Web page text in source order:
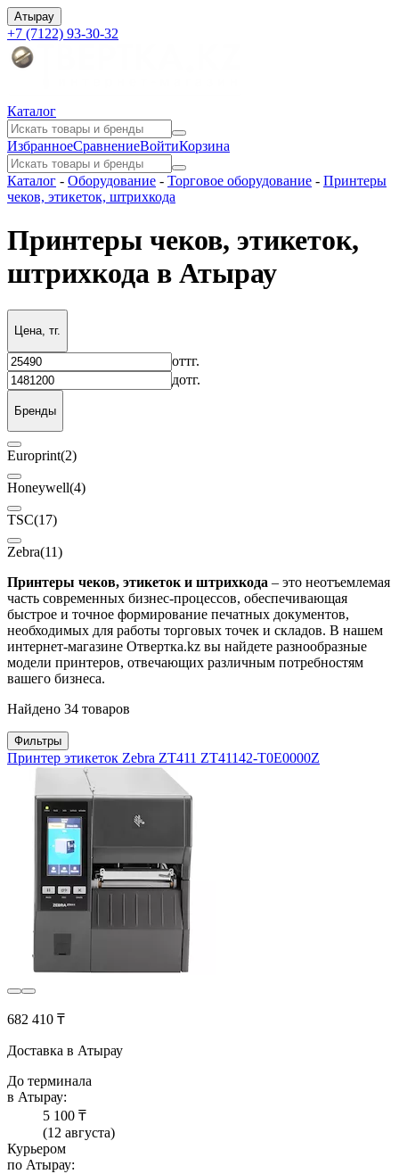
Атырау
+7 (7122) 93-30-32
Каталог
ИзбранноеСравнениеВойтиКорзина
Каталог - Оборудование - Торговое оборудование - Принтеры
чеков, этикеток, штрихкода
Принтеры чеков, этикеток,
штрихкода в Атырау
Цена, тг.
оттг.
дотг.
Бренды
Europrint(2)
Honeywell(4)
TSC(17)
Zebra(11)
Принтеры чеков, этикеток и штрихкода – это неотъемлемая
часть современных бизнес-процессов, обеспечивающая
быстрое и точное формирование печатных документов,
необходимых для работы торговых точек и складов. В нашем
интернет-магазине Отвертка.kz вы найдете разнообразные
модели принтеров, отвечающих различным потребностям
вашего бизнеса.
Найдено 34 товаров
Фильтры
Принтер этикеток Zebra ZT411 ZT41142-T0E0000Z
682 410 ₸
Доставка в Атырау
До терминала
в Атырау:
5 100 ₸
(12 августа)
Курьером
по Атырау: